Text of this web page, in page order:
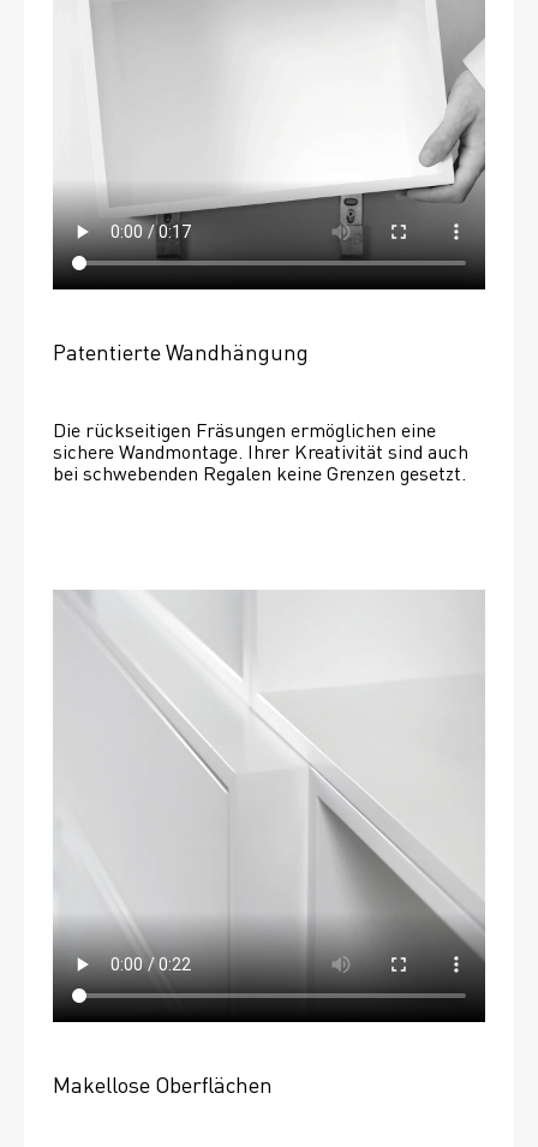
Patentierte Wandhängung
Die rückseitigen Fräsungen ermöglichen eine
sichere Wandmontage. Ihrer Kreativität sind auch
bei schwebenden Regalen keine Grenzen gesetzt.
Makellose Oberflächen